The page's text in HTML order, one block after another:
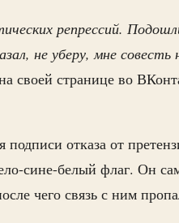
репрессий.
не уберу, мне совесть
своей странице во
отказа от
сине-белый флаг. Он
чего связь с ним